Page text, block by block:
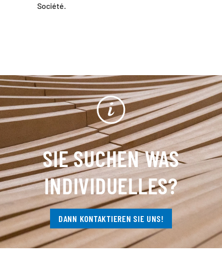
Société.
SIE SUCHEN WAS
INDIVIDUELLES?
DANN KONTAKTIEREN SIE UNS!